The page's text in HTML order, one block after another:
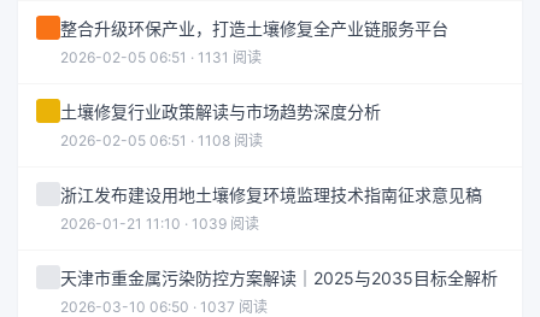
整合升级环保产业，打造土壤修复全产业链服务平台
2026-02-05 06:51 · 1131 阅读
土壤修复行业政策解读与市场趋势深度分析
2026-02-05 06:51 · 1108 阅读
浙江发布建设用地土壤修复环境监理技术指南征求意见稿
2026-01-21 11:10 · 1039 阅读
天津市重金属污染防控方案解读｜2025与2035目标全解析
2026-03-10 06:50 · 1037 阅读